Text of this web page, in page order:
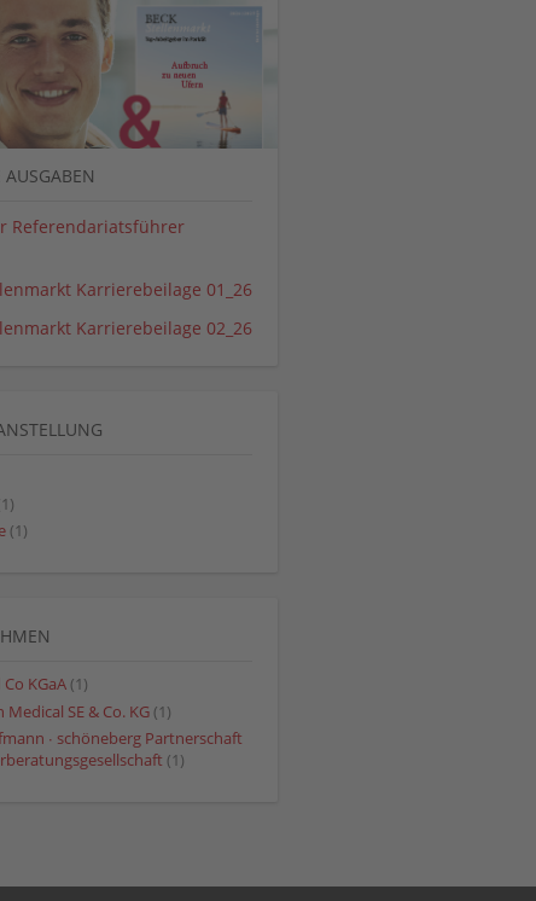
AUSGABEN
Referendariatsführer
Karrierebeilage 01_26
Karrierebeilage 02_26
(1)
Co KGaA (1)
SE & Co. KG (1)
∙ schöneberg Partnerschaft
(1)